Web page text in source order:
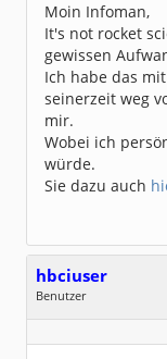
Moin Infoman,
It's not rocket
gewissen
Ich habe das
seinerzeit weg
mir.
Wobei ich
würde.
Sie dazu auch
hbciuser
Benutzer
Geschlecht:
keine
Dabei seit:
10 /